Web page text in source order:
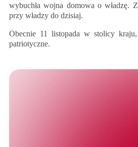
wybuchła wojna domowa o władzę.
przy władzy do dzisiaj.
Obecnie 11 listopada w stolicy
patriotyczne.